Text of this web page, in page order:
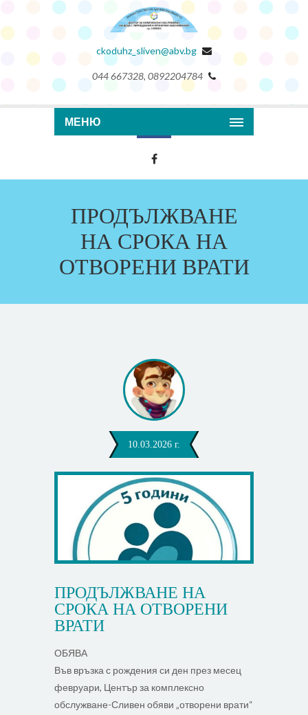
ckoduhz_sliven@abv.bg
044 667328, 0892204784
МЕНЮ
ПРОДЪЛЖВАНЕ
НА СРОКА НА
ОТВОРЕНИ ВРАТИ
10.03.2026 г.
ПРОДЪЛЖВАНЕ НА
СРОКА НА ОТВОРЕНИ
ВРАТИ
ОБЯВА
Във връзка с рождения си ден през месец
февруари, Център за комплексно
обслужване-Сливен обяви „отворени врати“